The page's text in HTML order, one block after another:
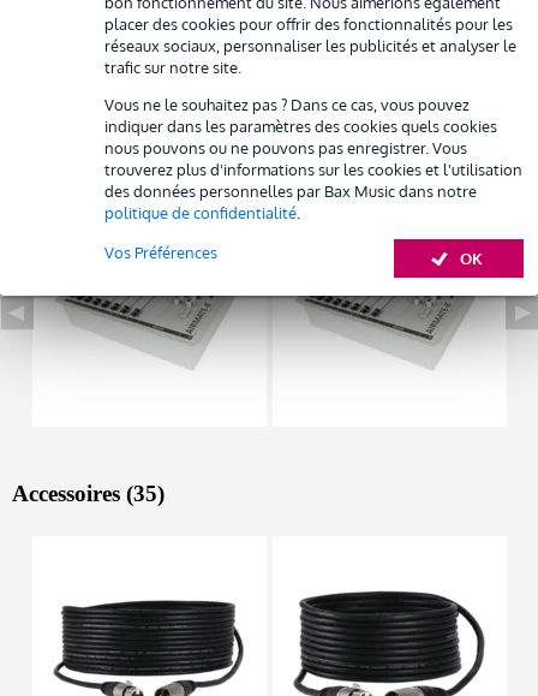
placer des cookies pour offrir des fonctionnalités pour les
réseaux sociaux, personnaliser les publicités et analyser le
trafic sur notre site.
Vous ne le souhaitez pas ? Dans ce cas, vous pouvez
indiquer dans les paramètres des cookies quels cookies
nous pouvons ou ne pouvons pas enregistrer. Vous
trouverez plus d'informations sur les cookies et l'utilisation
des données personnelles par Bax Music dans notre
politique de confidentialité
OK
Vos Préférences
Louez ce produit
mélangeur de diffusion à 8 canaux
panneau clair
Autres variantes (4)
Accessoires (35)